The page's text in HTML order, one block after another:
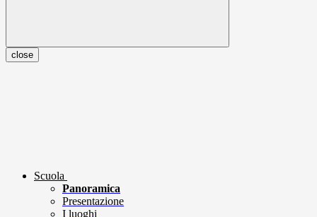
close
Scuola
Panoramica
Presentazione
I luoghi